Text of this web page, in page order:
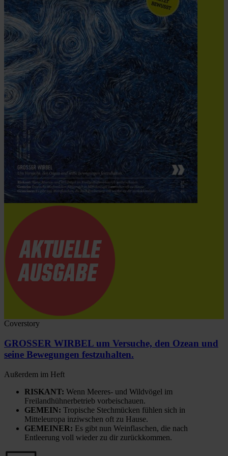
Coverstory
GROSSER WIRBEL um Versuche, den Ozean und
seine Bewegungen festzuhalten.
Außerdem im Heft
RISKANT: Wenn Meeres- und Wildvögel im
Freilandhühnerbetrieb vorbeischauen.
GEMEIN: Tropische Stechmücken fühlen sich in
Mitteleuropa inziwschen oft zu Hause.
GEMEINER: Es gibt nun Weinflaschen, die nach
Entleerung voll wieder zu dir zurückkommen.